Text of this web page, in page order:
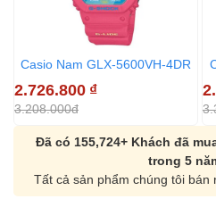
Casio Nam GLX-5600VH-4DR
2.726.800 ₫
3.208.000đ
Đã có 155,724+ Khách đã
trong 5
Tất cả sản phẩm chúng tôi bán